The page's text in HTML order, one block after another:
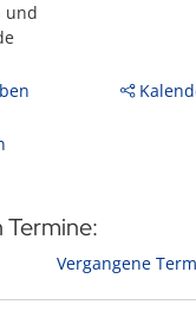
und
Termine:
Vergangene